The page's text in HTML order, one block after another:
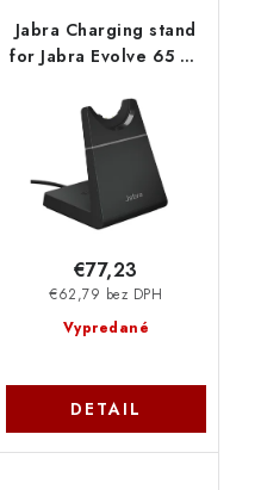
Jabra Charging stand
for Jabra Evolve 65 TE
Vypredané
€62,79 bez DPH
€77,23
DETAIL